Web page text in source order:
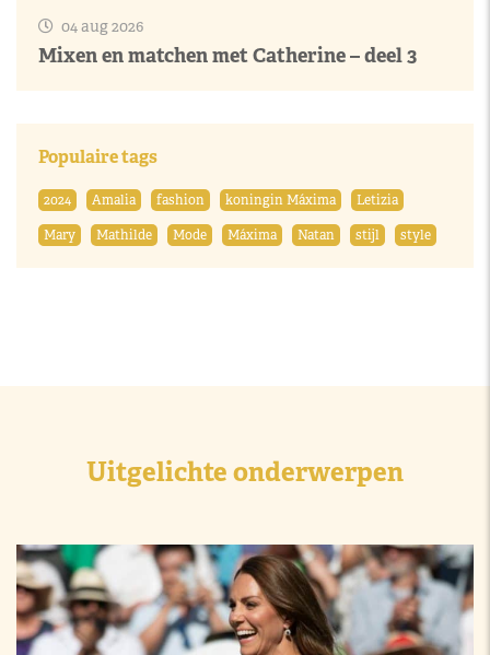
04 aug 2026
Mixen en matchen met Catherine – deel 3
Populaire tags
2024 Amalia fashion koningin Máxima
Letizia
Mary
Mathilde Mode Máxima Natan stijl style
Uitgelichte onderwerpen